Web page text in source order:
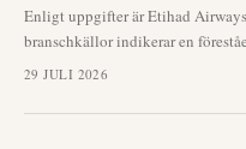
Enligt uppgifter är Etihad
branschkällor indikerar en
widebody-flygplan. Detta
fortsatta fokus på
29 JULI 2026